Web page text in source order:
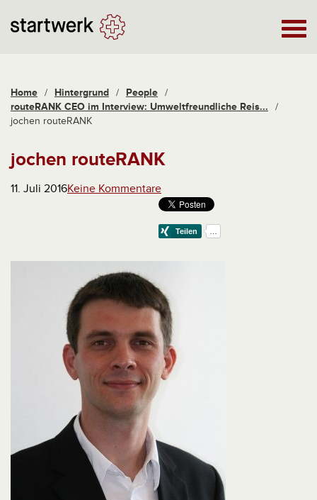
Home / Hintergrund / People /
routeRANK CEO im Interview: Umweltfreundliche Reis...
/
jochen routeRANK
jochen routeRANK
11. Juli 2016Keine Kommentare